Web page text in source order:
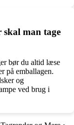
man tage
bør du altid læse
på emballagen.
og
ved brug i